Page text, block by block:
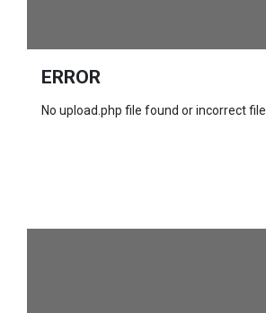
ERROR
No upload.php file found or incorrect file